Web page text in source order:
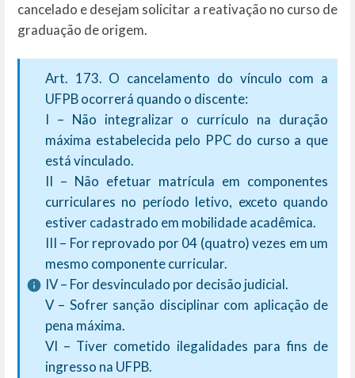
cancelado e desejam solicitar a reativação no curso de
graduação de origem.
Art. 173. O cancelamento do vínculo com a
UFPB ocorrerá quando o discente:
I – Não integralizar o currículo na duração
máxima estabelecida pelo PPC do curso a que
está vinculado.
II – Não efetuar matrícula em componentes
curriculares no período letivo, exceto quando
estiver cadastrado em mobilidade acadêmica.
III – For reprovado por 04 (quatro) vezes em um
mesmo componente curricular.
IV – For desvinculado por decisão judicial.
V – Sofrer sanção disciplinar com aplicação de
pena máxima.
VI – Tiver cometido ilegalidades para fins de
ingresso na UFPB.